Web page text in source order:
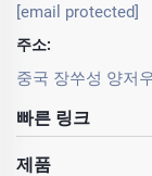
[email protected]
주소:
중국 장쑤성 양저
빠른 링크
제품